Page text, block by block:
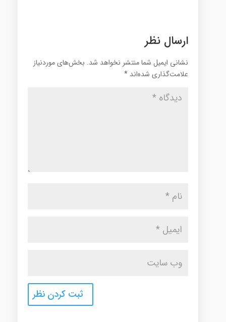
ارسال نظر
نشانی ایمیل شما منتشر نخواهد شد. بخش‌های موردنیاز
علامت‌گذاری شده‌اند *